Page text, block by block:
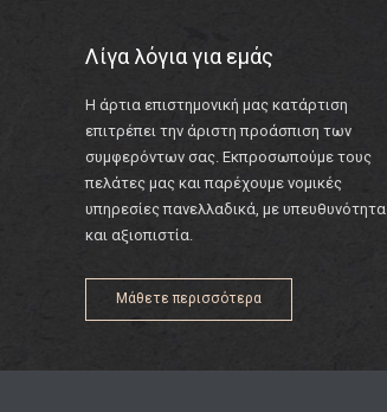
Λίγα λόγια για εμάς
Η άρτια επιστημονική μας κατάρτιση
επιτρέπει την άριστη προάσπιση των
συμφερόντων σας. Εκπροσωπούμε τους
πελάτες μας και παρέχουμε νομικές
υπηρεσίες πανελλαδικά, με υπευθυνότητα
και αξιοπιστία.
Μάθετε περισσότερα